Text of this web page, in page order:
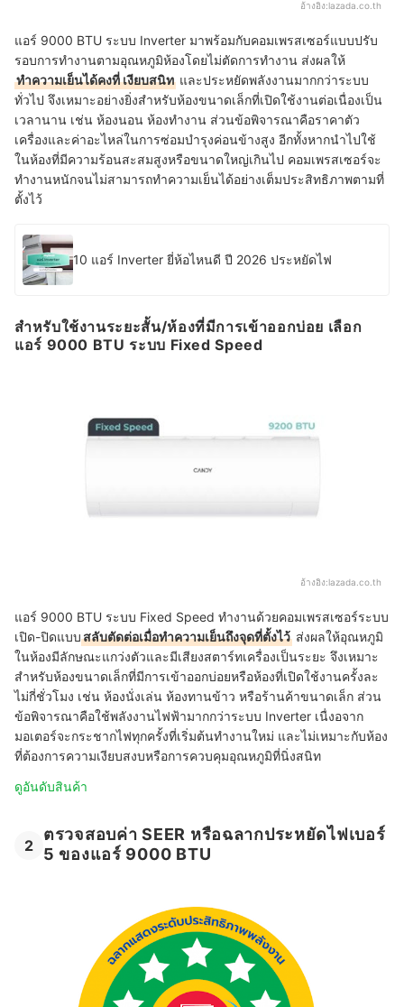
อ้างอิง:lazada.co.th
แอร์ 9000 BTU ระบบ Inverter มาพร้อมกับคอมเพรสเซอร์แบบปรับ
รอบการทำงานตามอุณหภูมิห้องโดยไม่ตัดการทำงาน ส่งผลให้
ทำความเย็นได้คงที่ เงียบสนิท และประหยัดพลังงานมากกว่าระบบ
ทั่วไป จึงเหมาะอย่างยิ่งสำหรับห้องขนาดเล็กที่เปิดใช้งานต่อเนื่องเป็น
เวลานาน เช่น ห้องนอน ห้องทำงาน ส่วนข้อพิจารณาคือราคาตัว
เครื่องและค่าอะไหล่ในการซ่อมบำรุงค่อนข้างสูง อีกทั้งหากนำไปใช้
ในห้องที่มีความร้อนสะสมสูงหรือขนาดใหญ่เกินไป คอมเพรสเซอร์จะ
ทำงานหนักจนไม่สามารถทำความเย็นได้อย่างเต็มประสิทธิภาพตามที่
ตั้งไว้
10 แอร์ Inverter ยี่ห้อไหนดี ปี 2026 ประหยัดไฟ
สำหรับใช้งานระยะสั้น/ห้องที่มีการเข้าออกบ่อย เลือก
แอร์ 9000 BTU ระบบ Fixed Speed
อ้างอิง:lazada.co.th
แอร์ 9000 BTU ระบบ Fixed Speed ทำงานด้วยคอมเพรสเซอร์ระบบ
เปิด-ปิดแบบสลับตัดต่อเมื่อทำความเย็นถึงจุดที่ตั้งไว้ ส่งผลให้อุณหภูมิ
ในห้องมีลักษณะแกว่งตัวและมีเสียงสตาร์ทเครื่องเป็นระยะ จึงเหมาะ
สำหรับห้องขนาดเล็กที่มีการเข้าออกบ่อยหรือห้องที่เปิดใช้งานครั้งละ
ไม่กี่ชั่วโมง เช่น ห้องนั่งเล่น ห้องทานข้าว หรือร้านค้าขนาดเล็ก ส่วน
ข้อพิจารณาคือใช้พลังงานไฟฟ้ามากกว่าระบบ Inverter เนื่งอจาก
มอเตอร์จะกระชากไฟทุกครั้งที่เริ่มต้นทำงานใหม่ และไม่เหมาะกับห้อง
ที่ต้องการความเงียบสงบหรือการควบคุมอุณหภูมิที่นิ่งสนิท
ดูอันดับสินค้า
2
ตรวจสอบค่า SEER หรือฉลากประหยัดไฟเบอร์
5 ของแอร์ 9000 BTU